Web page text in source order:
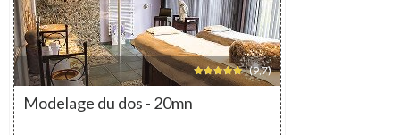
(9,7)
Modelage du dos - 20mn